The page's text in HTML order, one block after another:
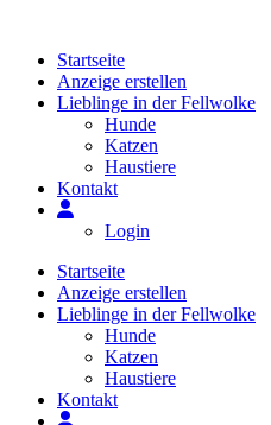
springenStartseite
Anzeige erstellen
Lieblinge in der Fellwolke
Hunde
Katzen
Haustiere
Kontakt
Login
Startseite
Anzeige erstellen
Lieblinge in der Fellwolke
Hunde
Katzen
Haustiere
Kontakt